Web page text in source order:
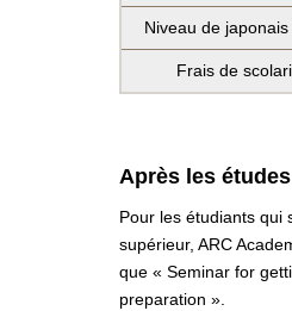
Niveau de
Frais de
Après les
Pour les étudiants qui
supérieur, ARC
que « Seminar for
preparation ».